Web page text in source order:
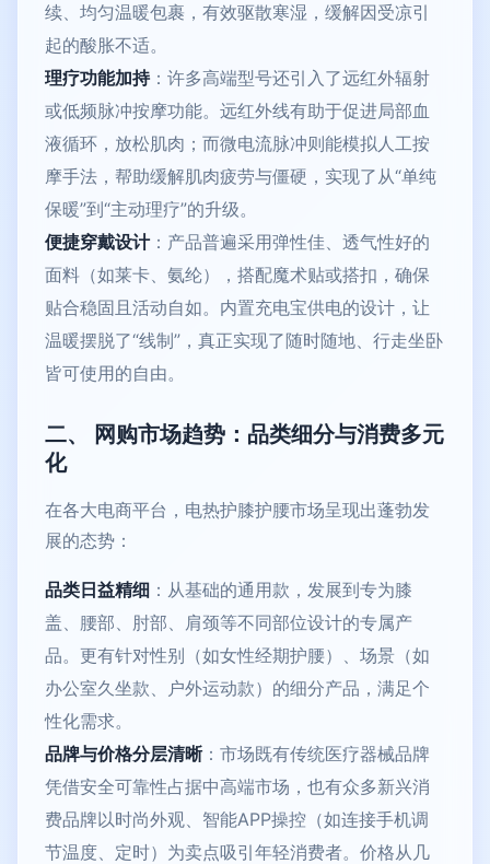
续、均匀温暖包裹，有效驱散寒湿，缓解因受凉引
起的酸胀不适。
理疗功能加持：许多高端型号还引入了远红外辐射
或低频脉冲按摩功能。远红外线有助于促进局部血
液循环，放松肌肉；而微电流脉冲则能模拟人工按
摩手法，帮助缓解肌肉疲劳与僵硬，实现了从“单纯
保暖”到“主动理疗”的升级。
便捷穿戴设计：产品普遍采用弹性佳、透气性好的
面料（如莱卡、氨纶），搭配魔术贴或搭扣，确保
贴合稳固且活动自如。内置充电宝供电的设计，让
温暖摆脱了“线制”，真正实现了随时随地、行走坐卧
皆可使用的自由。
二、 网购市场趋势：品类细分与消费多元
化
在各大电商平台，电热护膝护腰市场呈现出蓬勃发
展的态势：
品类日益精细 ：从基础的通用款，发展到专为膝
盖、腰部、肘部、肩颈等不同部位设计的专属产
品。更有针对性别（如女性经期护腰）、场景（如
办公室久坐款、户外运动款）的细分产品，满足个
性化需求。
品牌与价格分层清晰：市场既有传统医疗器械品牌
凭借安全可靠性占据中高端市场，也有众多新兴消
费品牌以时尚外观、智能APP操控（如连接手机调
节温度、定时）为卖点吸引年轻消费者。价格从几